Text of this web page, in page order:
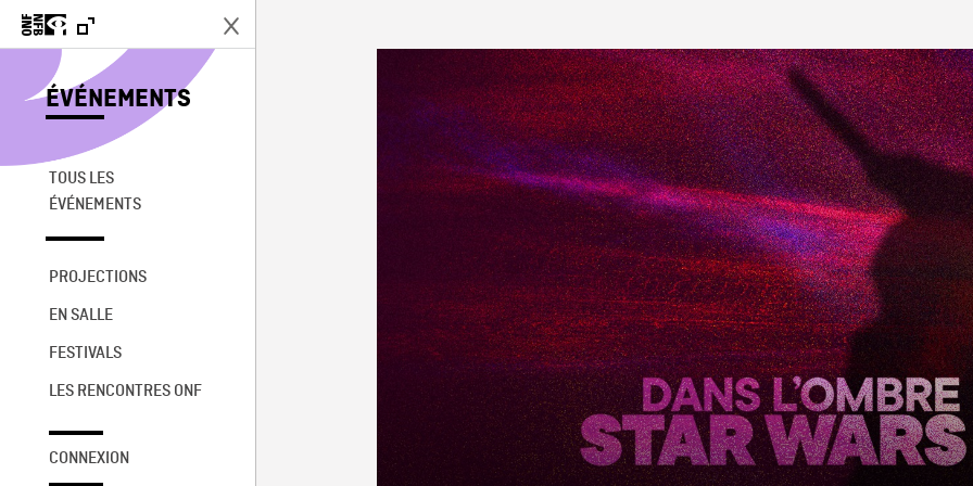
ÉVÉNEMENTS
TOUS LES
ÉVÉNEMENTS
PROJECTIONS
EN SALLE
FESTIVALS
LES RENCONTRES ONF
CONNEXION